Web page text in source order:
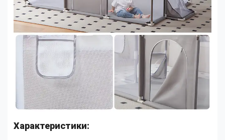
Характеристики: